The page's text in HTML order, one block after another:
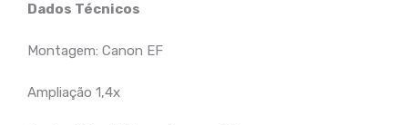
Dados Técnicos
Montagem: Canon EF
Ampliação 1,4x